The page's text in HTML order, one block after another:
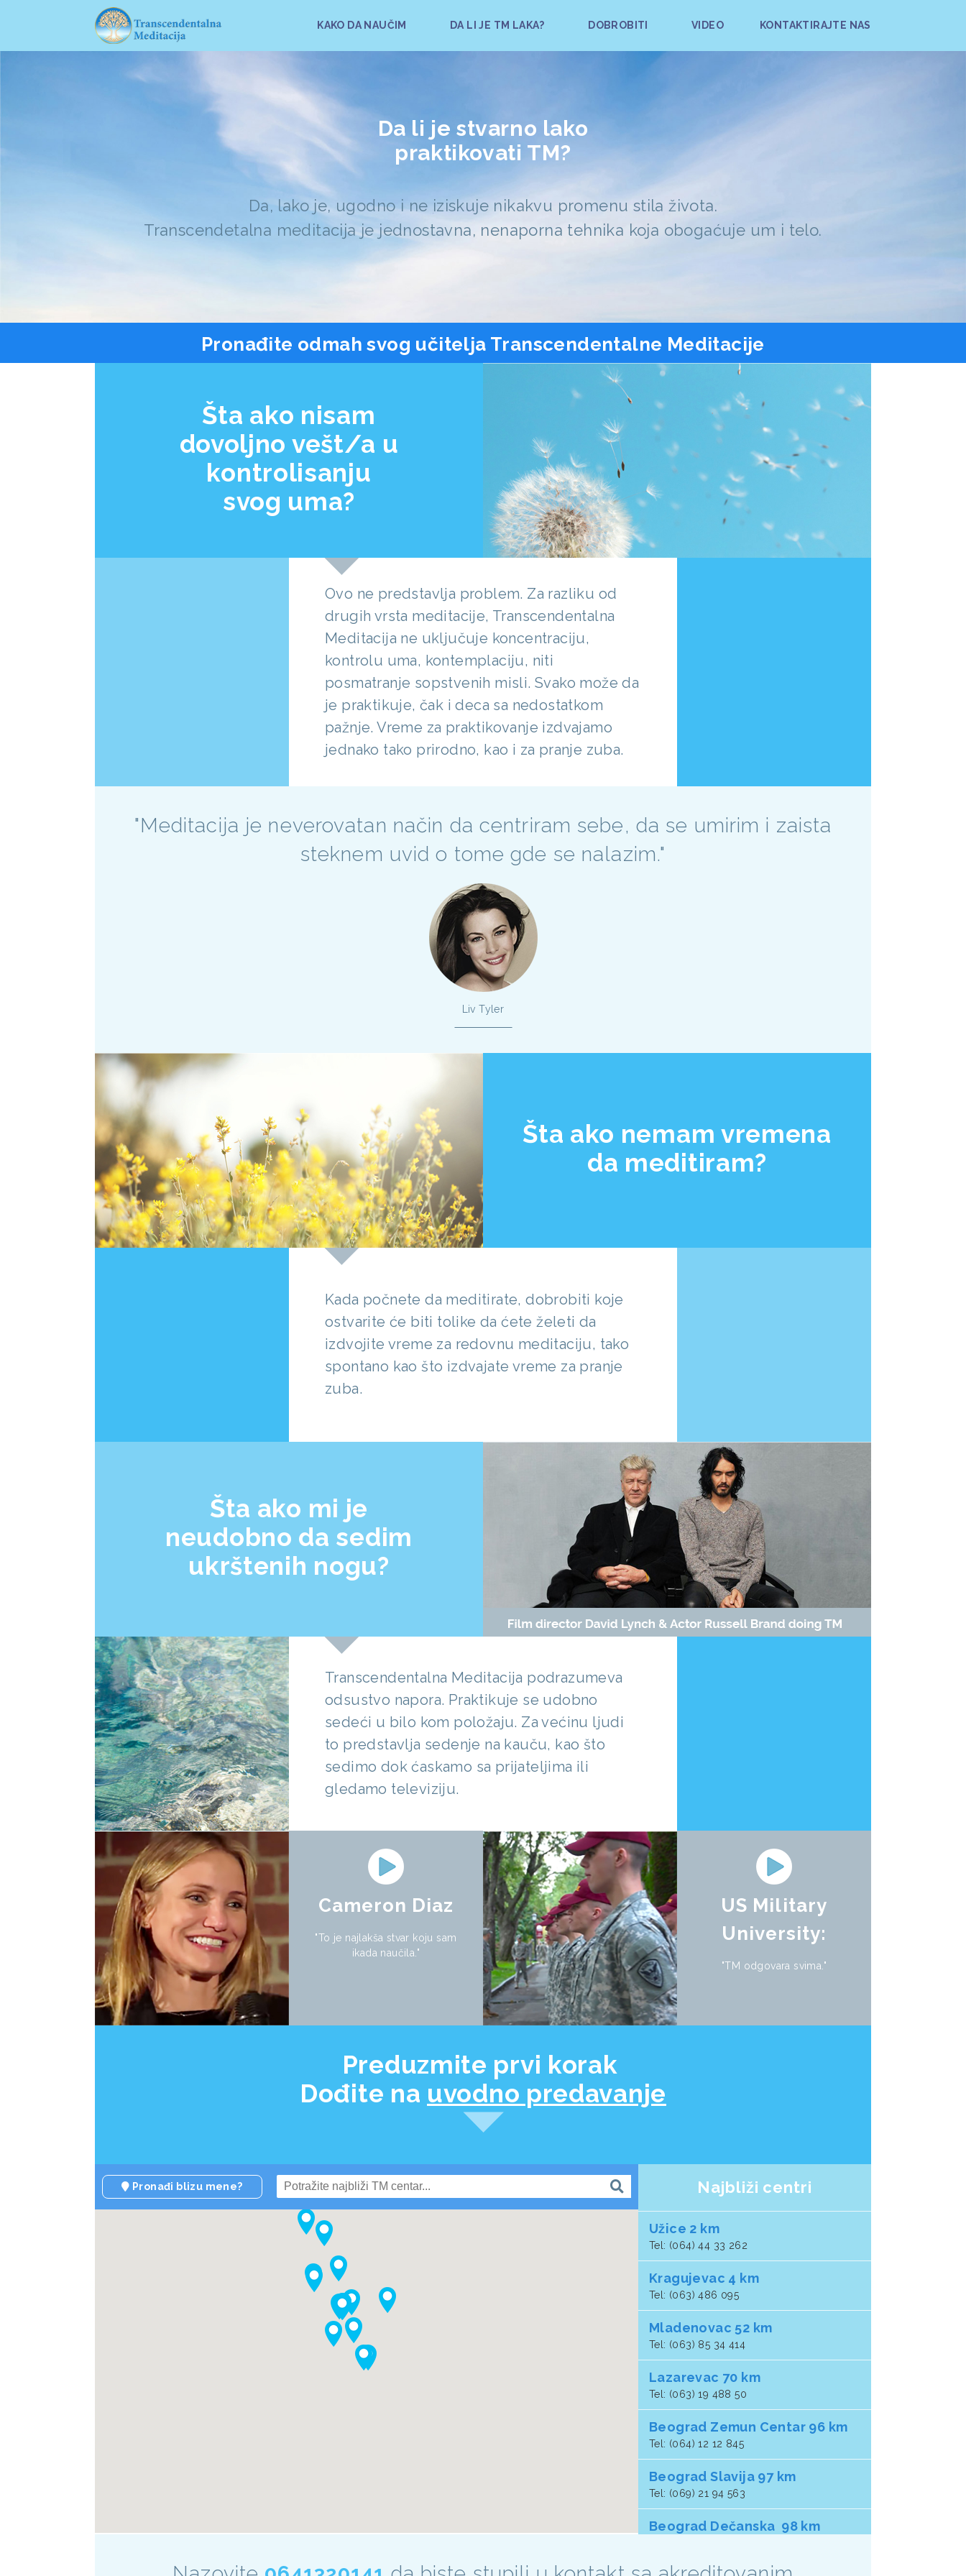
KAKO DA NAUČIM DA LI JE TM LAKA? DOBROBITI VIDEO KONTAKTIRAJTE NAS
Da li je stvarno lako
praktikovati TM?
Da, lako je, ugodno i ne iziskuje nikakvu promenu stila života.
Transcendetalna meditacija je jednostavna, nenaporna tehnika koja obogaćuje um i telo.
Pronađite odmah svog učitelja Transcendentalne Meditacije
Šta ako nisam
dovoljno vešt/a u
kontrolisanju
svog uma?
Ovo ne predstavlja problem. Za razliku od
drugih vrsta meditacije, Transcendentalna
Meditacija ne uključuje koncentraciju,
kontrolu uma, kontemplaciju, niti
posmatranje sopstvenih misli. Svako može da
je praktikuje, čak i deca sa nedostatkom
pažnje. Vreme za praktikovanje izdvajamo
jednako tako prirodno, kao i za pranje zuba.
"Meditacija je neverovatan način da centriram sebe, da se umirim i zaista
steknem uvid o tome gde se nalazim."
Liv Tyler
Šta ako nemam vremena
da meditiram?
Kada počnete da meditirate, dobrobiti koje
ostvarite će biti tolike da ćete želeti da
izdvojite vreme za redovnu meditaciju, tako
spontano kao što izdvajate vreme za pranje
zuba.
Šta ako mi je
neudobno da sedim
ukrštenih nogu?
Transcendentalna Meditacija podrazumeva
odsustvo napora. Praktikuje se udobno
sedeći u bilo kom položaju. Za većinu ljudi
to predstavlja sedenje na kauču, kao što
sedimo dok ćaskamo sa prijateljima ili
gledamo televiziju.
Cameron Diaz
"To je najlakša stvar koju sam
ikada naučila."
US Military
University:
"TM odgovara svima."
Preduzmite prvi korak
Dođite na uvodno predavanje
Pronađi blizu mene? Najbliži centri
Užice 2 km
Tel: (064) 44 33 262
Kragujevac 4 km
Tel: (063) 486 095
Mladenovac 52 km
Tel: (063) 85 34 414
Lazarevac 70 km
Tel: (063) 19 488 50
Beograd Zemun Centar 96 km
Tel: (064) 12 12 845
Beograd Slavija 97 km
Tel: (069) 21 94 563
Beograd Dečanska 98 km